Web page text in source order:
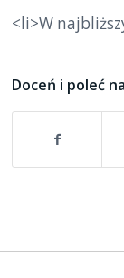
<li>W
Doceń i poleć